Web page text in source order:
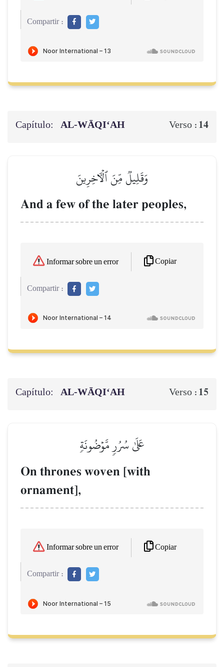
Compartir :
Capítulo: AL‑WĀQI‘AH Verso : 14
وَقَلِيلٞ مِّنَ ٱلۡأٓخِرِينَ
And a few of the later peoples,
Informar sobre un error Copiar
Compartir :
Capítulo: AL‑WĀQI‘AH Verso : 15
عَلَىٰ سُرُرٖ مَّوۡضُونَةٖ
On thrones woven [with
ornament],
Informar sobre un error Copiar
Compartir :